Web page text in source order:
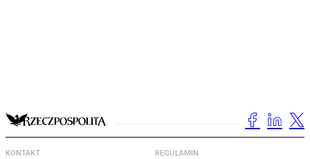
KONTAKT REGULAMIN